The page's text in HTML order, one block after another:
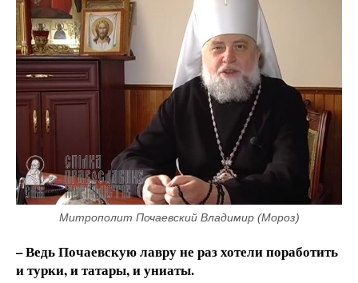
Митрополит Почаевский Владимир (Мороз)
– Ведь Почаевскую лавру не раз хотели поработить
и турки, и татары, и униаты.